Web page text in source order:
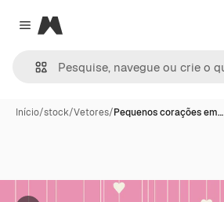
Close menu
Magnific
Início/stock/Vetores/Pequenos corações em…